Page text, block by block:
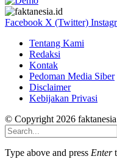
Facebook X (Twitter)
Tentang Kami
Redaksi
Kontak
Pedoman Media Siber
Disclaimer
Kebijakan Privasi
© Copyright 2026
Type above and press Enter